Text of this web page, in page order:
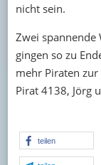
nicht sein.
Zwei spannende
gingen so zu
mehr Piraten
Pirat 4138, Jörg
teilen